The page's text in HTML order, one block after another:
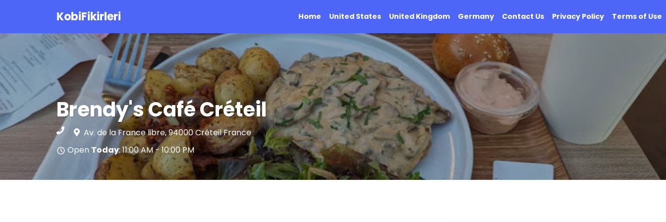
KobiFikirleri Home United States United Kingdom Germany Contact Us Privacy Policy Terms of Use
Brendy's Café Créteil
Av. de la France libre, 94000 Créteil France
Open Today: 11:00 AM - 10:00 PM